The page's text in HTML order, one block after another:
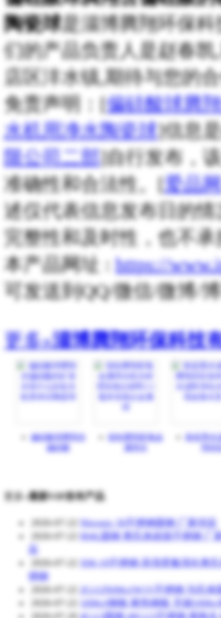
陶瓷球是淄博腾翔环保
们的产品负责人是赵春
店区沣水镇,期待与您的
免责声明：[偏硅酸球腾
水机用净水陶瓷球]信息
限公司二部]自行发布，
准确性和合法性。[爱品
述仅代表信息发布日的
完整性和及时性，也不
本产品网址 :https://
可发送到QQ/微信/微博/
更多»淄博腾翔环保科技
偏硅酸球腾翔含
偏硅酸
镁粒腾翔富氢金
除蓝墨水
更多»最新VIP发布产品
Nitronic 50不锈钢圆钢 厂家供应
904L圆钢 奥氏体超级不锈钢 厂
应
XM-19不锈钢 高强度氮强化奥
锈钢
2Cr12NiMo1W1V不锈钢 马氏体
16Mo3钢板 耐热钢板 无锡